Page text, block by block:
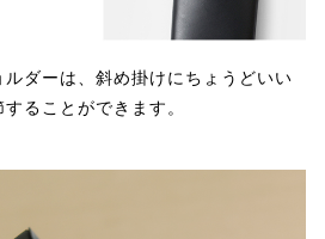
ダーは、斜め掛けにちょうどいい
ることができます。